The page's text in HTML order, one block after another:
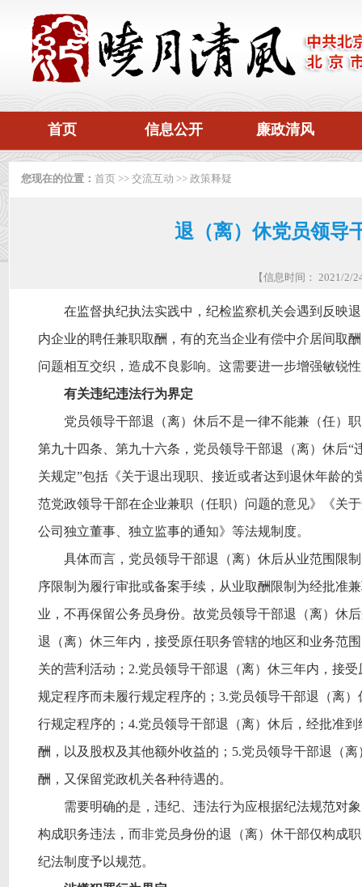
首页 信息公开 廉政清风
您现在的位置： 首页 >> 交流互动 >> 政策释疑
退（离）休党员领导
【信息时间： 2021/
在监督执纪执法实践中，纪检监察机关会遇到反映
内企业的聘任兼职取酬，有的充当企业有偿中介居间取
问题相互交织，造成不良影响。这需要进一步增强敏锐
有关违纪违法行为界定
党员领导干部退（离）休后不是一律不能兼（任）
第九十四条、第九十六条，党员领导干部退（离）休后“
关规定”包括《关于退出现职、接近或者达到退休年龄
范党政领导干部在企业兼职（任职）问题的意见》《关
公司独立董事、独立监事的通知》等法规制度。
具体而言，党员领导干部退（离）休后从业范围限
序限制为履行审批或备案手续，从业取酬限制为经批准
业，不再保留公务员身份。故党员领导干部退（离）休
退（离）休三年内，接受原任职务管辖的地区和业务范
关的营利活动；2.党员领导干部退（离）休三年内，接
规定程序而未履行规定程序的；3.党员领导干部退（离
行规定程序的；4.党员领导干部退（离）休后，经批准
酬，以及股权及其他额外收益的；5.党员领导干部退（
酬，又保留党政机关各种待遇的。
需要明确的是，违纪、违法行为应根据纪法规范对
构成职务违法，而非党员身份的退（离）休干部仅构成
纪法制度予以规范。